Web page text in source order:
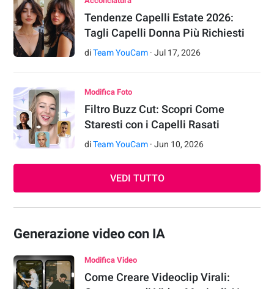
Tendenze Capelli Estate 2026:
Tagli Capelli Donna Più Richiesti
diTeam YouCam ·Jul 17,2026
Modifica Foto
Filtro Buzz Cut: Scopri Come
Staresti con i Capelli Rasati
diTeam YouCam ·Jun 10,2026
VEDI TUTTO
Generazione video con IA
Modifica Video
Come Creare Videoclip Virali: